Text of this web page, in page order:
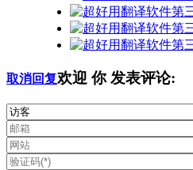
取消回复欢迎 你发表评论: